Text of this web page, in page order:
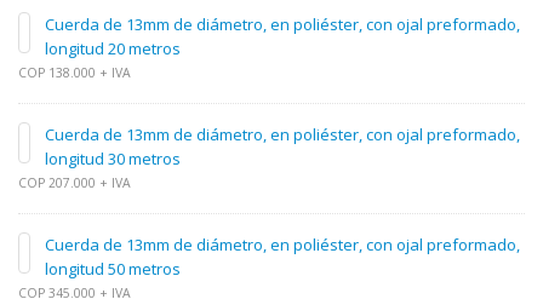
Cuerda de 13mm de diámetro, en poliéster, con ojal preformado,
longitud 20 metros
COP 138.000 + IVA
Cuerda de 13mm de diámetro, en poliéster, con ojal preformado,
longitud 30 metros
COP 207.000 + IVA
Cuerda de 13mm de diámetro, en poliéster, con ojal preformado,
longitud 50 metros
COP 345.000 + IVA